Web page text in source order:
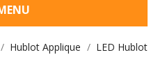
Hublot Applique
LED Hublot